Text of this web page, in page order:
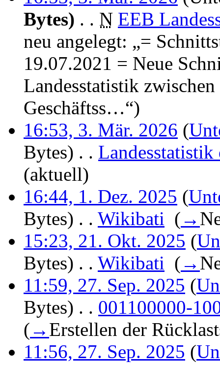
Bytes) . . N EEB
neu angelegt: „=
19.07.2021 = Neue
Landesstatistik
Geschäftss…“)
16:53, 3. Mär. 2026 (
Bytes) . .
(aktuell)
16:44, 1. Dez. 2025 (
Bytes) . . Wikibati ( →
15:23, 21. Okt. 2025 (
Bytes) . . Wikibati ( →
11:59, 27. Sep. 2025 (
Bytes) . . 001100000-
( → Erstellen der
11:56, 27. Sep. 2025 (